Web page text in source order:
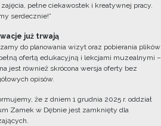
zajęcia, pełne ciekawostek i kreatywnej pracy.
serdecznie!”
już trwają
do planowania wizyt oraz pobierania plików
ofertą edukacyjną i lekcjami muzealnymi –
jest również skrócona wersja oferty bez
opisów.
że z dniem 1 grudnia 2025 r. oddział
Zamek w Dębnie jest zamknięty dla